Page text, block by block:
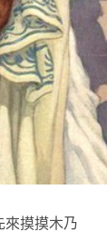
來摸摸木乃